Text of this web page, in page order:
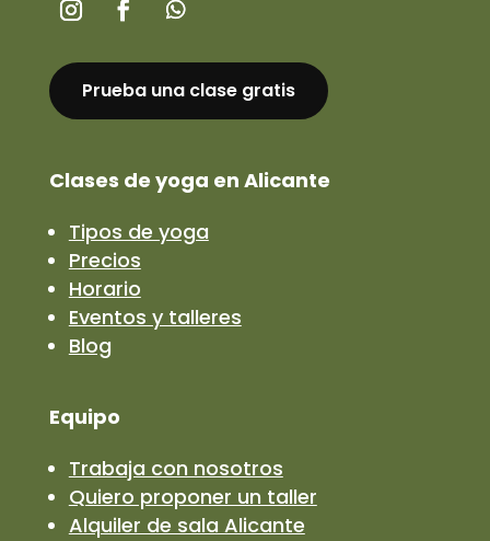
Prueba una clase gratis
Clases de yoga en Alicante
Tipos de yoga
Precios
Horario
Eventos y talleres
Blog
Equipo
Trabaja con nosotros
Quiero proponer un taller
Alquiler de sala Alicante